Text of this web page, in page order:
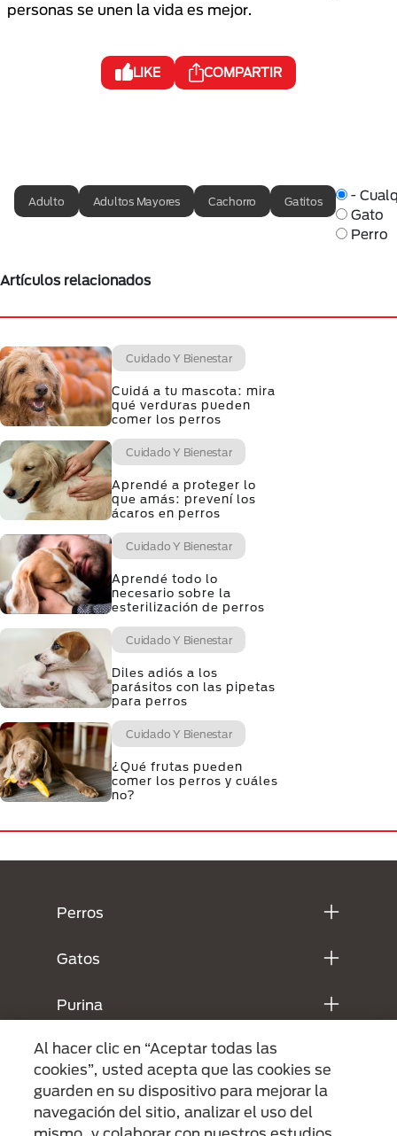
personas se unen la vida es mejor.
LIKE COMPARTIR
Adulto Adultos Mayores Cachorro Gatitos
-
Gato
Perro
Artículos relacionados
Cuidado Y Bienestar
Cuidá a tu mascota: mira
qué verduras pueden
comer los perros
Cuidado Y Bienestar
Aprendé a proteger lo
que amás: prevení los
ácaros en perros
Cuidado Y Bienestar
Aprendé todo lo
necesario sobre la
esterilización de perros
Cuidado Y Bienestar
Diles adiós a los
parásitos con las pipetas
para perros
Cuidado Y Bienestar
¿Qué frutas pueden
comer los perros y cuáles
no?
Perros
Gatos
Purina
Legales
Al hacer clic en “Aceptar todas las
cookies”, usted acepta que las cookies se
guarden en su dispositivo para mejorar la
navegación del sitio, analizar el uso del